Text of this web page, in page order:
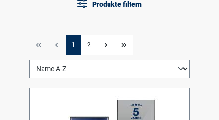
Produkte filtern
1 2